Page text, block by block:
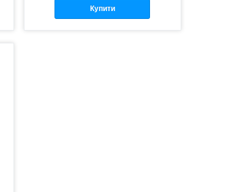
Купити